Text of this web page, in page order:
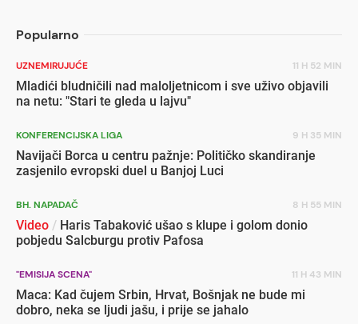
Popularno
UZNEMIRUJUĆE 11 H 52 MIN
Mladići bludničili nad maloljetnicom i sve uživo objavili
na netu: "Stari te gleda u lajvu"
KONFERENCIJSKA LIGA 9 H 35 MIN
Navijači Borca u centru pažnje: Političko skandiranje
zasjenilo evropski duel u Banjoj Luci
BH. NAPADAČ 8 H 55 MIN
Video / Haris Tabaković ušao s klupe i golom donio
pobjedu Salcburgu protiv Pafosa
"EMISIJA SCENA" 11 H 43 MIN
Maca: Kad čujem Srbin, Hrvat, Bošnjak ne bude mi
dobro, neka se ljudi jašu, i prije se jahalo